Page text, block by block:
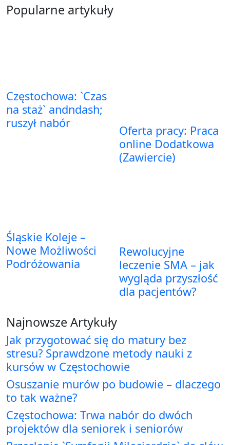
Popularne artykuły
Częstochowa: `Czas
na staż` andndash;
ruszył nabór
Oferta pracy: Praca
online Dodatkowa
(Zawiercie)
Śląskie Koleje –
Nowe Możliwości
Podróżowania
Rewolucyjne
leczenie SMA – jak
wygląda przyszłość
dla pacjentów?
Najnowsze Artykuły
Jak przygotować się do matury bez
stresu? Sprawdzone metody nauki z
kursów w Częstochowie
Osuszanie murów po budowie – dlaczego
to tak ważne?
Częstochowa: Trwa nabór do dwóch
projektów dla seniorek i seniorów